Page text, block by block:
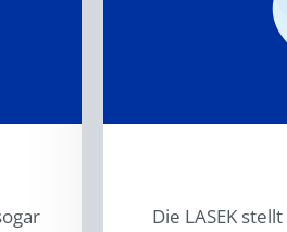
Die LASEK